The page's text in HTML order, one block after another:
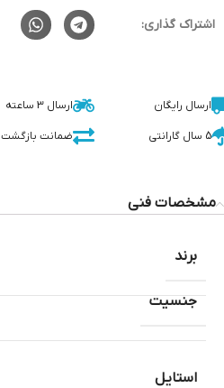
اشتراک گذاری:
ارسال رایگان ارسال 3 ساعته
5 سال گارانتی ضمانت بازگشت
مشخصات فنی
جنسیت
استایل
برند